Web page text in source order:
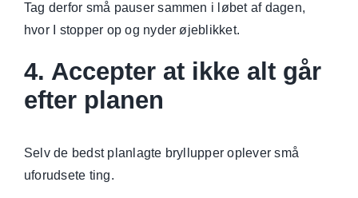
Tag derfor små pauser sammen i løbet af dagen,
hvor I stopper op og nyder øjeblikket.
4. Accepter at ikke alt går
efter planen
Selv de bedst planlagte bryllupper oplever små
uforudsete ting.